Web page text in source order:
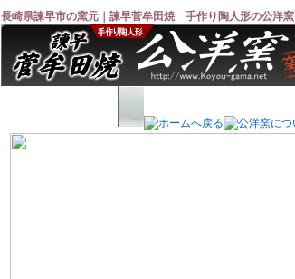
長崎県諫早市の窯元｜諫早菅牟田焼 手作り陶人形の公洋窯